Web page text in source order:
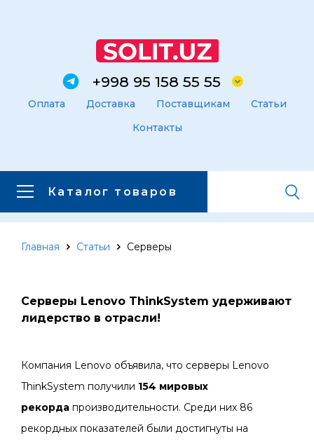
+998 95 158 55 55
Оплата Доставка Поставщикам
Статьи
Контакты
Каталог товаров
Главная Каталог товаров
Сервера
Серверные комплектующие
Оперативная память
Главная Статьи Серверы
Серверы Lenovo ThinkSystem удерживают
лидерство в отрасли!
Компания Lenovo объявила, что серверы Lenovo
ThinkSystem получили 154 мировых
рекорда производительности. Среди них 86
рекордных показателей были достигнуты на